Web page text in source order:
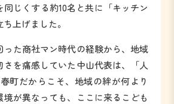
同じくする約10名と共に「キッチン
上げました。
った商社マン時代の経験から、地域
さを痛感していた中山代表は、「人
町だからこそ、地域の絆が何より
境が異なっても、ここに来るこども